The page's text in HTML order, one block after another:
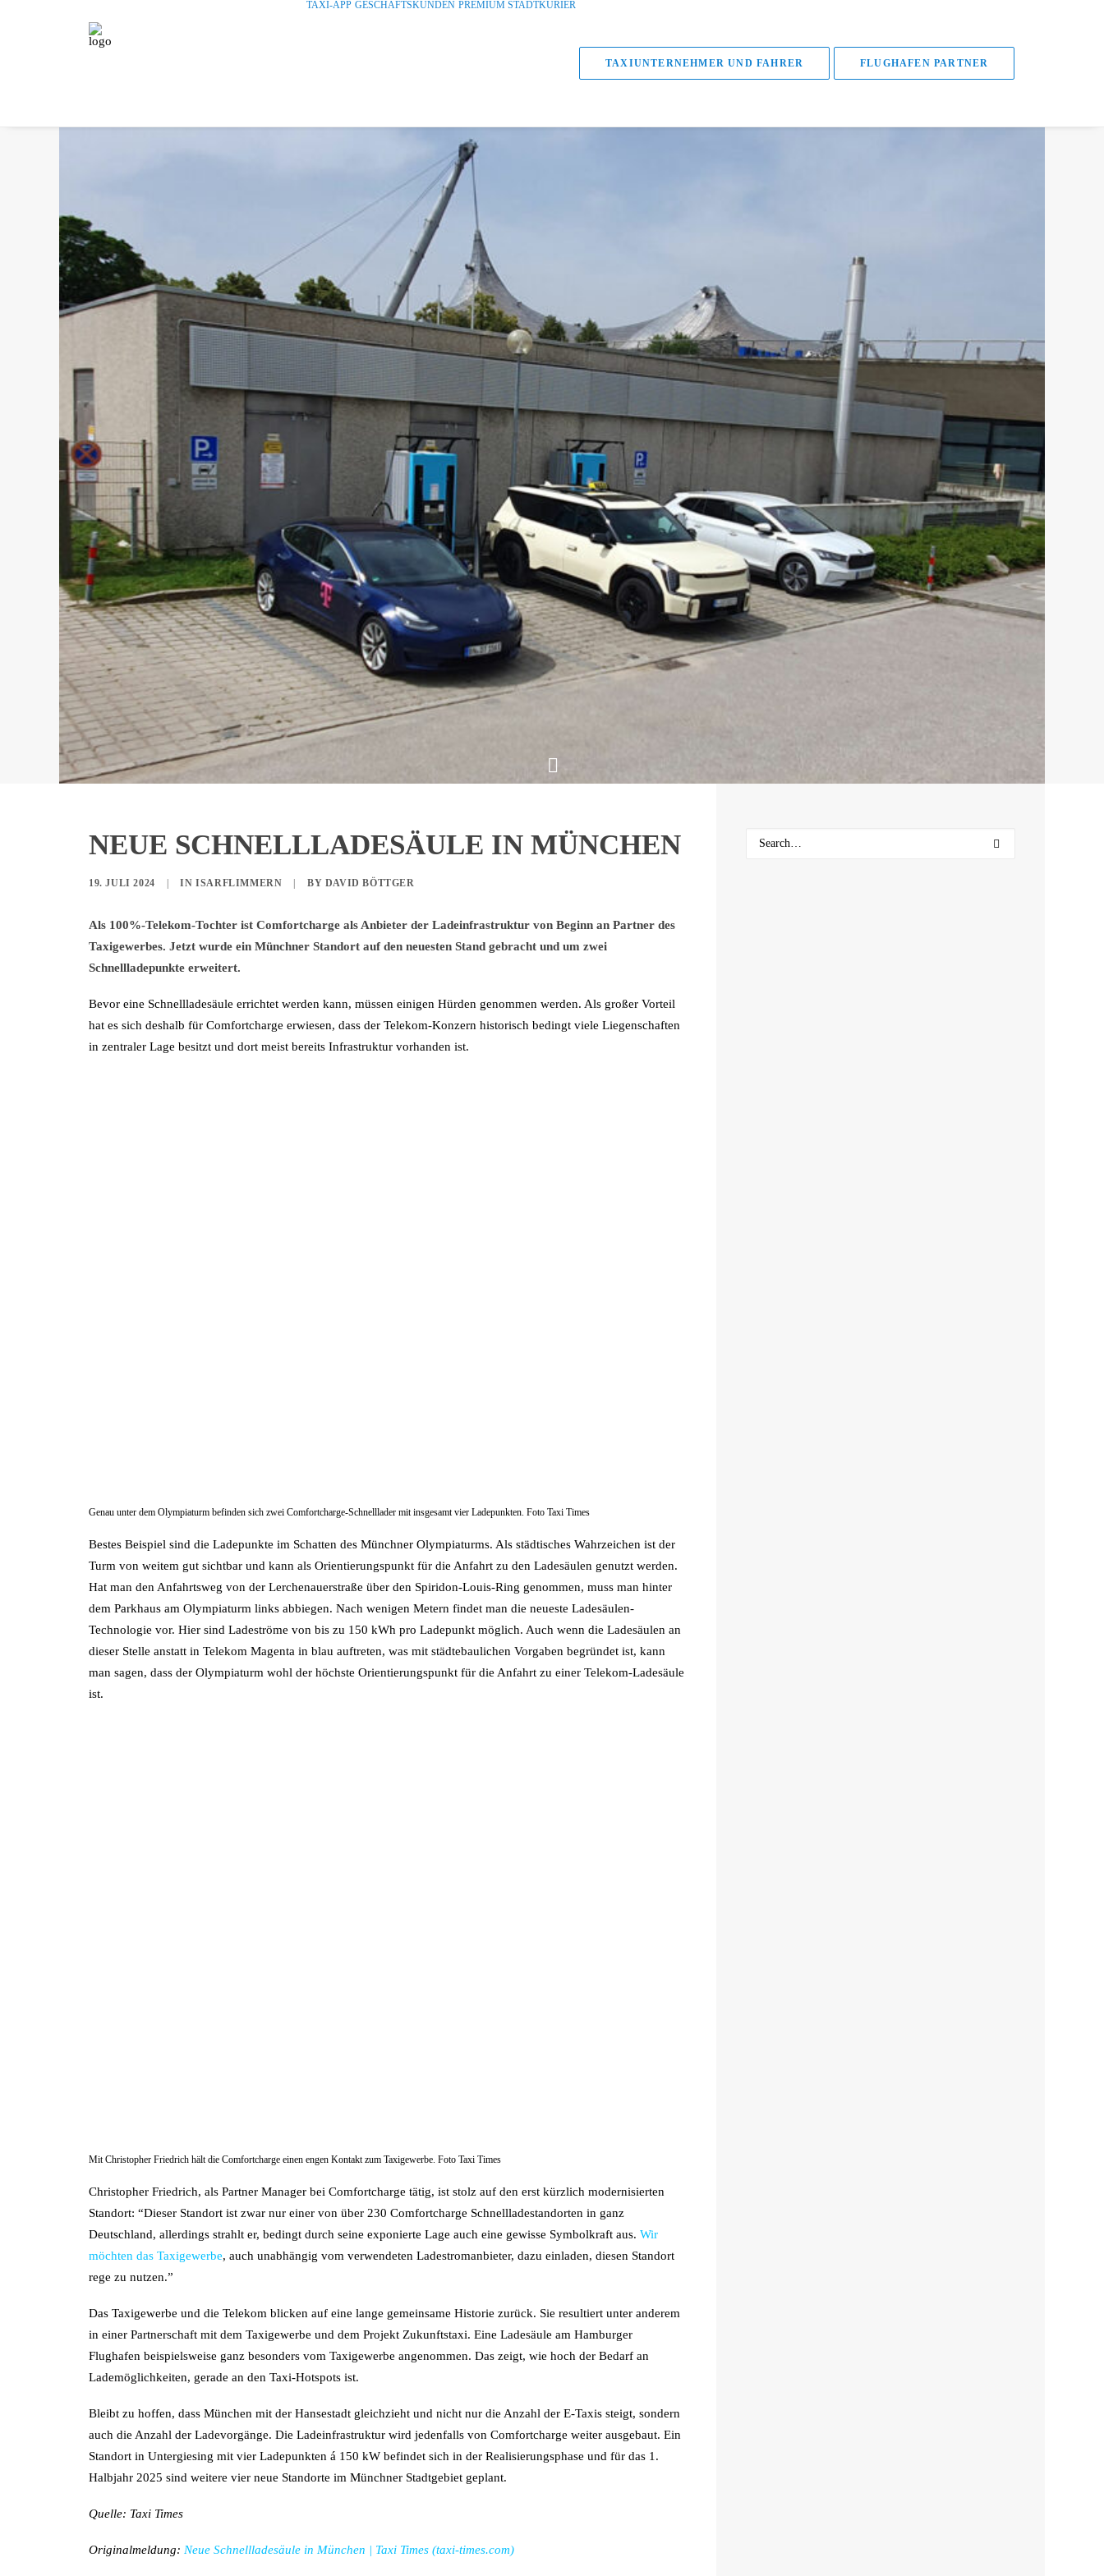
TAXI-APP GESCHÄFTSKUNDEN PREMIUM STADTKURIER
TAXIUNTERNEHMER UND FAHRER FLUGHAFEN PARTNER
NEUE SCHNELLLADESÄULE IN MÜNCHEN
19. JULI 2024 INISARFLIMMERN BY DAVID BÖTTGER
Als 100%-Telekom-Tochter ist Comfortcharge als Anbieter der Ladeinfrastruktur von Beginn an Partner des
Taxigewerbes. Jetzt wurde ein Münchner Standort auf den neuesten Stand gebracht und um zwei
Schnellladepunkte erweitert.
Bevor eine Schnellladesäule errichtet werden kann, müssen einigen Hürden genommen werden. Als großer Vorteil
hat es sich deshalb für Comfortcharge erwiesen, dass der Telekom-Konzern historisch bedingt viele Liegenschaften
in zentraler Lage besitzt und dort meist bereits Infrastruktur vorhanden ist.
Genau unter dem Olympiaturm befinden sich zwei Comfortcharge-Schnelllader mit insgesamt vier Ladepunkten. Foto Taxi Times
Bestes Beispiel sind die Ladepunkte im Schatten des Münchner Olympiaturms. Als städtisches Wahrzeichen ist der
Turm von weitem gut sichtbar und kann als Orientierungspunkt für die Anfahrt zu den Ladesäulen genutzt werden.
Hat man den Anfahrtsweg von der Lerchenauerstraße über den Spiridon-Louis-Ring genommen, muss man hinter
dem Parkhaus am Olympiaturm links abbiegen. Nach wenigen Metern findet man die neueste Ladesäulen-
Technologie vor. Hier sind Ladeströme von bis zu 150 kWh pro Ladepunkt möglich. Auch wenn die Ladesäulen an
dieser Stelle anstatt in Telekom Magenta in blau auftreten, was mit städtebaulichen Vorgaben begründet ist, kann
man sagen, dass der Olympiaturm wohl der höchste Orientierungspunkt für die Anfahrt zu einer Telekom-Ladesäule
ist.
Mit Christopher Friedrich hält die Comfortcharge einen engen Kontakt zum Taxigewerbe. Foto Taxi Times
Christopher Friedrich, als Partner Manager bei Comfortcharge tätig, ist stolz auf den erst kürzlich modernisierten
Standort: “Dieser Standort ist zwar nur einer von über 230 Comfortcharge Schnellladestandorten in ganz
Deutschland, allerdings strahlt er, bedingt durch seine exponierte Lage auch eine gewisse Symbolkraft aus. Wir
möchten das Taxigewerbe, auch unabhängig vom verwendeten Ladestromanbieter, dazu einladen, diesen Standort
rege zu nutzen.”
Das Taxigewerbe und die Telekom blicken auf eine lange gemeinsame Historie zurück. Sie resultiert unter anderem
in einer Partnerschaft mit dem Taxigewerbe und dem Projekt Zukunftstaxi. Eine Ladesäule am Hamburger
Flughafen beispielsweise ganz besonders vom Taxigewerbe angenommen. Das zeigt, wie hoch der Bedarf an
Lademöglichkeiten, gerade an den Taxi-Hotspots ist.
Bleibt zu hoffen, dass München mit der Hansestadt gleichzieht und nicht nur die Anzahl der E-Taxis steigt, sondern
auch die Anzahl der Ladevorgänge. Die Ladeinfrastruktur wird jedenfalls von Comfortcharge weiter ausgebaut. Ein
Standort in Untergiesing mit vier Ladepunkten á 150 kW befindet sich in der Realisierungsphase und für das 1.
Halbjahr 2025 sind weitere vier neue Standorte im Münchner Stadtgebiet geplant.
Quelle: Taxi Times
Originalmeldung: Neue Schnellladesäule in München | Taxi Times (taxi-times.com)